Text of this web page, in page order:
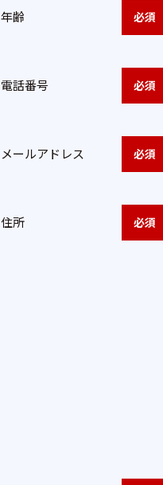
年齢 必須
電話番号 必須
メールアドレス 必須
住所 必須